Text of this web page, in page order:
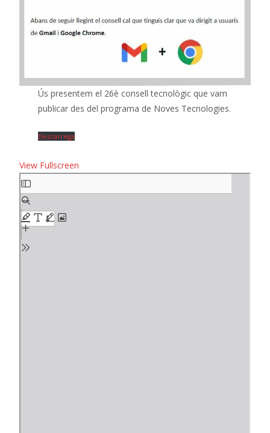
Ús presentem el 26è consell tecnològic que vam
publicar des del programa de Noves Tecnologies.
Descarrega
View Fullscreen
Skip
to
PDF
content